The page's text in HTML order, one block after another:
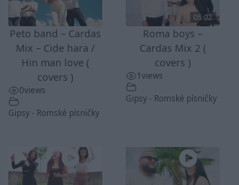
Peto band – Cardas
Mix – Cide hara /
Hin man love (
covers )
0views
Gipsy - Romské písničky
05:02
Roma boys –
Cardas Mix 2 (
covers )
1views
Gipsy - Romské písničky